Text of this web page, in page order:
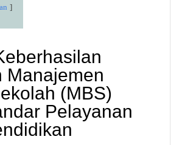
Manajemen
(MBS)
Pelayanan